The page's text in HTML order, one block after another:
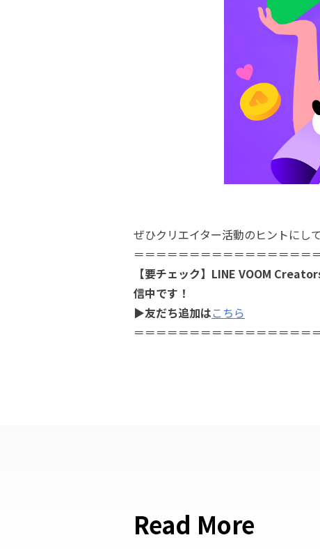
ぜひクリエイター活動のヒントにし
＝＝＝＝＝＝＝＝＝＝＝＝＝＝＝＝
【要チェック】LINE VOOM
信中です！
▶友だち追加はこちら
＝＝＝＝＝＝＝＝＝＝＝＝＝＝＝＝
Read More